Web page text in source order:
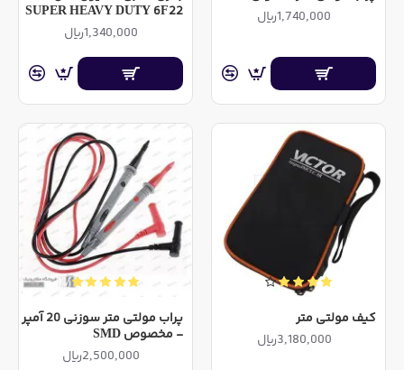
1,740,000ریال
SUPER HEAVY DUTY 6F22
1,340,000ریال
کیف مولتی متر
3,180,000ریال
پراب مولتی متر سوزنی 20 آمپر
- مخصوص SMD
2,500,000ریال